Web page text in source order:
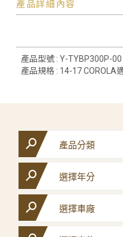
產品詳細內容
產品型號 : Y-TYBP300P-00
產品規格 : 14-17 COROLA